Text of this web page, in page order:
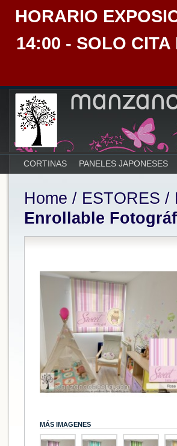
HORARIO
14:00 - SOLO CITA
CORTINAS PANELES JAPONESES
Home / ESTORES /
Enrollable
MÁS IMAGENES